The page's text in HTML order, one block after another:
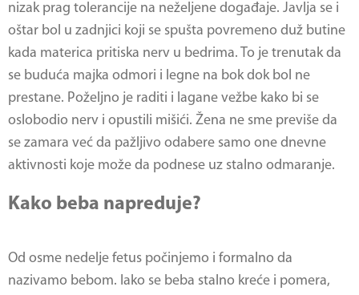
nizak prag tolerancije na neželjene događaje. Javlja se i
oštar bol u zadnjici koji se spušta povremeno duž butine
kada materica pritiska nerv u bedrima. To je trenutak da
se buduća majka odmori i legne na bok dok bol ne
prestane. Poželjno je raditi i lagane vežbe kako bi se
oslobodio nerv i opustili mišići. Žena ne sme previše da
se zamara već da pažljivo odabere samo one dnevne
aktivnosti koje može da podnese uz stalno odmaranje.
Kako beba napreduje?
Od osme nedelje fetus počinjemo i formalno da
nazivamo bebom. Iako se beba stalno kreće i pomera,